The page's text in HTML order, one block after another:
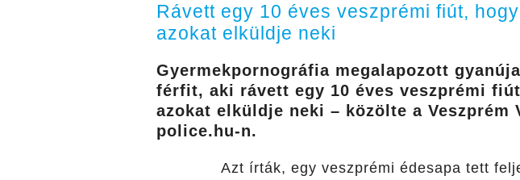
Rávett egy 10 éves veszprémi fiút,
azokat elküldje neki
Gyermekpornográfia megalapozott
férfit, aki rávett egy 10 éves veszprémi
azokat elküldje neki – közölte a Veszprém
police.hu-n.
Azt írták, egy veszprémi édesapa tett